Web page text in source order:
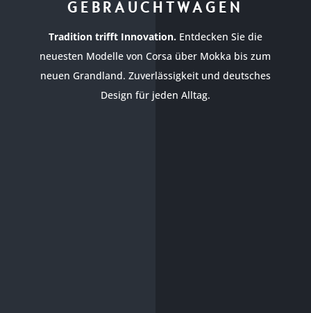
GEBRAUCHTWAGEN
Tradition trifft Innovation.Entdecken Sie die
neuesten Modelle von Corsa über Mokka bis zum
neuen Grandland. Zuverlässigkeit und deutsches
Design für jeden Alltag.